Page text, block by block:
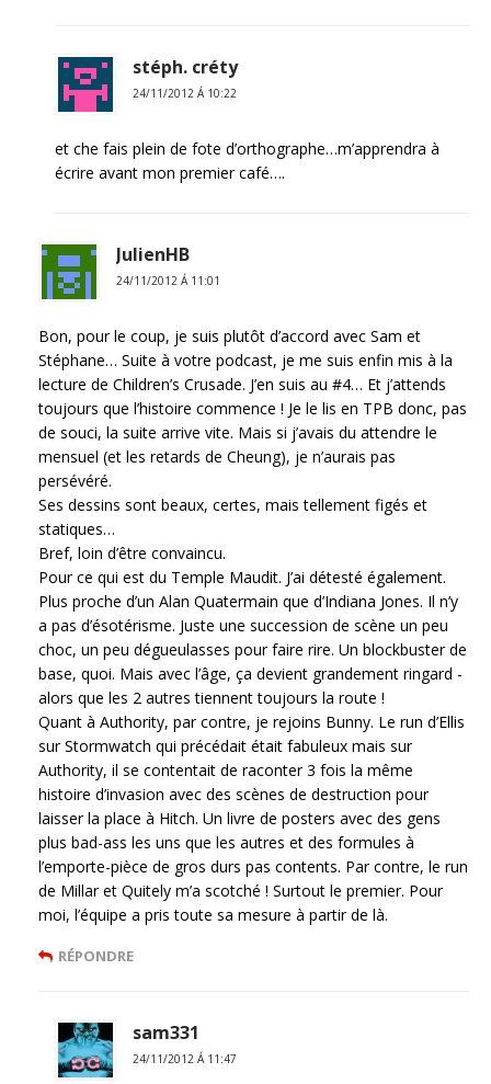
stéph. créty
24/11/2012 Á 10:22
et che fais plein de fote d’orthographe…m’apprendra à
écrire avant mon premier café….
JulienHB
24/11/2012 Á 11:01
Bon, pour le coup, je suis plutôt d’accord avec Sam et
Stéphane… Suite à votre podcast, je me suis enfin mis à la
lecture de Children’s Crusade. J’en suis au #4… Et j’attends
toujours que l’histoire commence ! Je le lis en TPB donc, pas
de souci, la suite arrive vite. Mais si j’avais du attendre le
mensuel (et les retards de Cheung), je n’aurais pas
persévéré.
Ses dessins sont beaux, certes, mais tellement figés et
statiques…
Bref, loin d’être convaincu.
Pour ce qui est du Temple Maudit. J’ai détesté également.
Plus proche d’un Alan Quatermain que d’Indiana Jones. Il n’y
a pas d’ésotérisme. Juste une succession de scène un peu
choc, un peu dégueulasses pour faire rire. Un blockbuster de
base, quoi. Mais avec l’âge, ça devient grandement ringard -
alors que les 2 autres tiennent toujours la route !
Quant à Authority, par contre, je rejoins Bunny. Le run d’Ellis
sur Stormwatch qui précédait était fabuleux mais sur
Authority, il se contentait de raconter 3 fois la même
histoire d’invasion avec des scènes de destruction pour
laisser la place à Hitch. Un livre de posters avec des gens
plus bad-ass les uns que les autres et des formules à
l’emporte-pièce de gros durs pas contents. Par contre, le run
de Millar et Quitely m’a scotché ! Surtout le premier. Pour
moi, l’équipe a pris toute sa mesure à partir de là.
RÉPONDRE
sam331
24/11/2012 Á 11:47